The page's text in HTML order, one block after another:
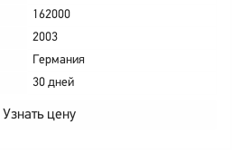
162000
2003
Германия
30 дней
Узнать цену